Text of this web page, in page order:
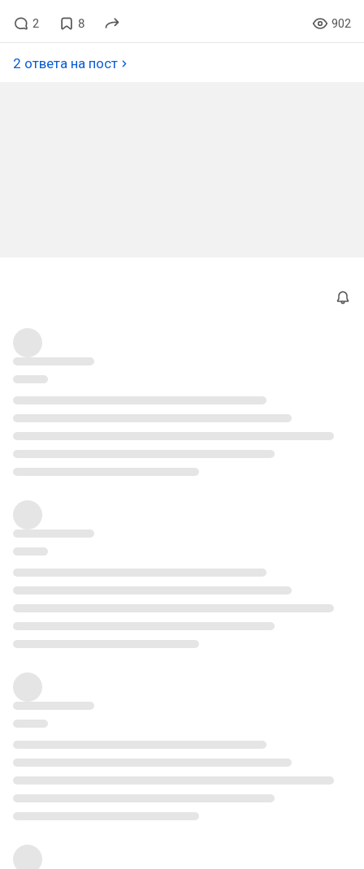
2 8 902
2 ответа на пост